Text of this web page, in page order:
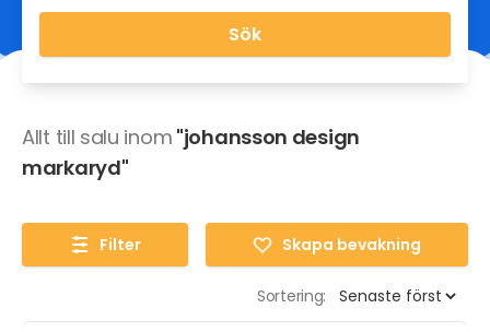
Sök
Allt till salu inom "johansson design
markaryd"
Filter Skapa bevakning
Sortering: